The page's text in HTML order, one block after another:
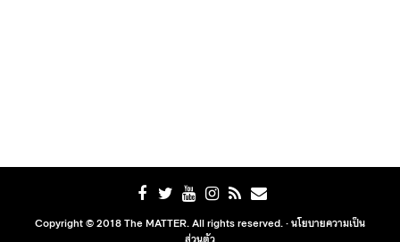
Copyright © 2018 The MATTER. All rights reserved. ·นโยบายความเป็น
ส่วนตัว